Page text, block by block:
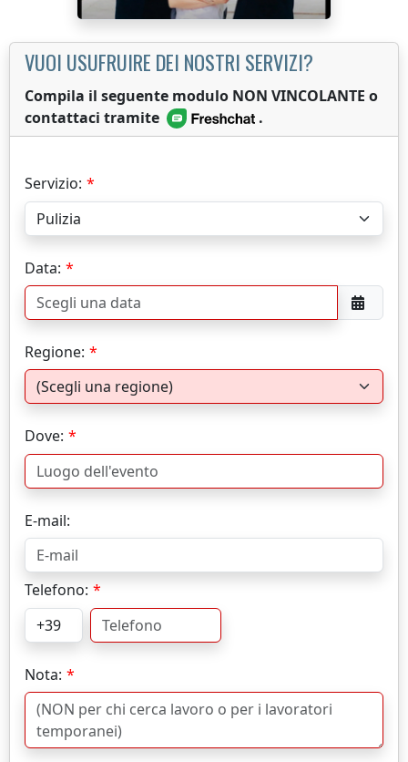
VUOI USUFRUIRE DEI NOSTRI SERVIZI?
Compila il seguente modulo NON VINCOLANTE o
contattaci tramite
.
Servizio:
Data:
Regione:
Dove:
E-mail:
Telefono:
Nota: